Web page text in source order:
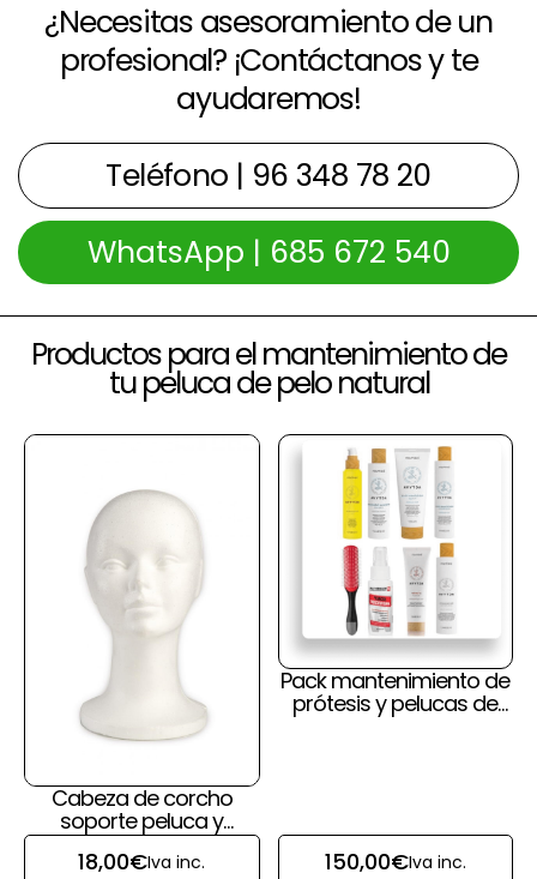
¿Necesitas asesoramiento de un
profesional? ¡Contáctanos y te
ayudaremos!
Teléfono | 96 348 78 20
WhatsApp | 685 672 540
Productos para el mantenimiento de
tu peluca de pelo natural
Cabeza de corcho
soporte peluca y
prótesis capilar
18,00€Iva inc.
Pack mantenimiento de
prótesis y pelucas de
pelo natural y cuero
150,00€Iva inc.